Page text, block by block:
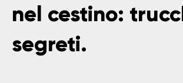
nel cestino:
segreti.